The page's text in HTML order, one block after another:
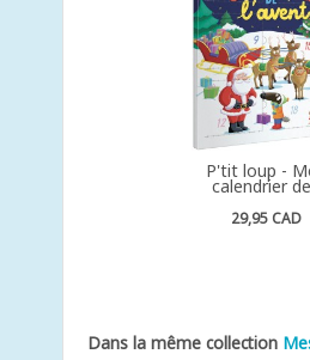
P'tit loup -
calendrier
29,95 CAD
Dans la même collection